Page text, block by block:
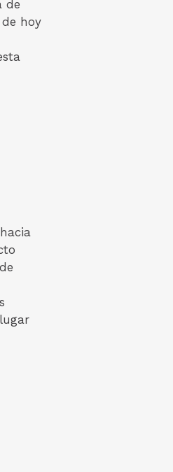
de
hoy